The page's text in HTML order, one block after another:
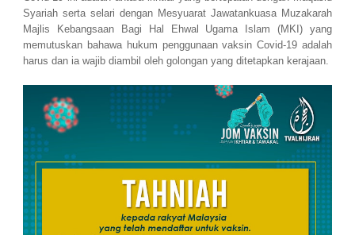
Syariah serta selari dengan Mesyuarat Jawatankuasa Muzakarah
Majlis Kebangsaan Bagi Hal Ehwal Ugama Islam (MKI) yang
memutuskan bahawa hukum penggunaan vaksin Covid-19 adalah
harus dan ia wajib diambil oleh golongan yang ditetapkan kerajaan.